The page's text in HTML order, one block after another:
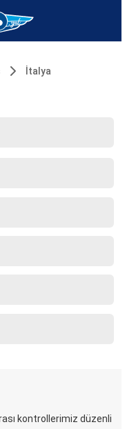
İtalya
kontrollerimiz düzenli